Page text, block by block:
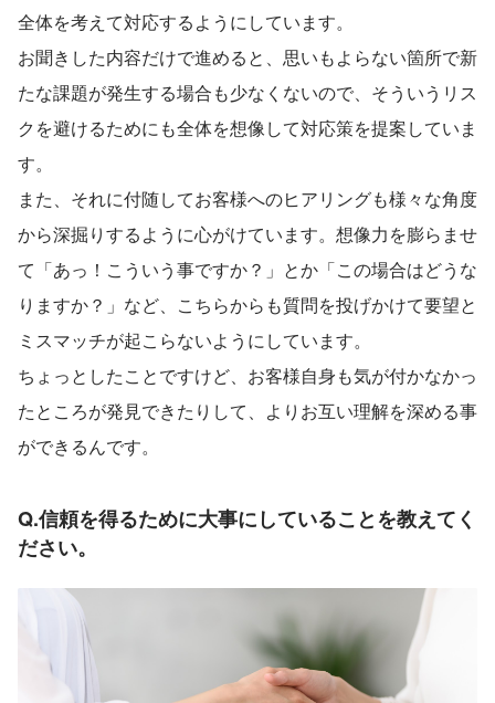
全体を考えて対応するようにしています。
お聞きした内容だけで進めると、思いもよらない箇所で新
たな課題が発生する場合も少なくないので、そういうリス
クを避けるためにも全体を想像して対応策を提案していま
す。
また、それに付随してお客様へのヒアリングも様々な角度
から深掘りするように心がけています。想像力を膨らませ
て「あっ！こういう事ですか？」とか「この場合はどうな
りますか？」など、こちらからも質問を投げかけて要望と
ミスマッチが起こらないようにしています。
ちょっとしたことですけど、お客様自身も気が付かなかっ
たところが発見できたりして、よりお互い理解を深める事
ができるんです。
Q.信頼を得るために大事にしていることを教えてく
ださい。